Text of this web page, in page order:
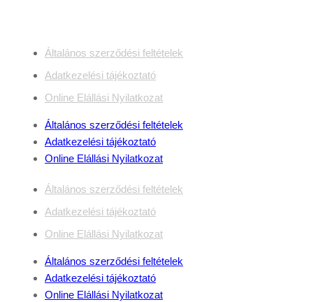
Általános szerződési feltételek
Adatkezelési tájékoztató
Online Elállási Nyilatkozat
Általános szerződési feltételek
Adatkezelési tájékoztató
Online Elállási Nyilatkozat
Általános szerződési feltételek
Adatkezelési tájékoztató
Online Elállási Nyilatkozat
Általános szerződési feltételek
Adatkezelési tájékoztató
Online Elállási Nyilatkozat